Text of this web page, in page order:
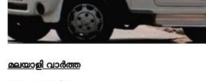
മലയാളി വാര്‍ത്ത